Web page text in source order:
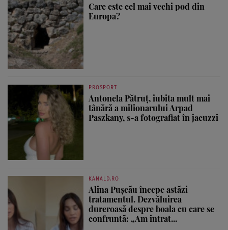
Care este cel mai vechi pod din
Europa?
PROSPORT
Antonela Pătruț, iubita mult mai
tânără a milionarului Arpad
Paszkany, s-a fotografiat în jacuzzi
KANALD.RO
Alina Pușcău începe astăzi
tratamentul. Dezvăluirea
dureroasă despre boala cu care se
confruntă: „Am intrat...